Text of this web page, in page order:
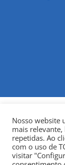
© Copyright
Nosso website
mais
repetidas. Ao
com o uso de
visitar